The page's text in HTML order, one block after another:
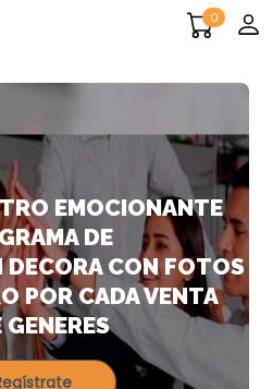
0
EMOCIONANTE
DE
CON FOTOS
POR CADA VENTA
GENERES